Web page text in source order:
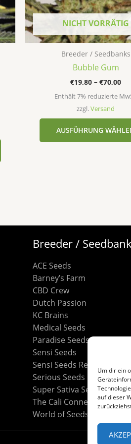
Um dir ein
auf dieser
können
auf
der
Produktseite
NICHT VORRÄTIG
Breeder / Seedbanks
Bubble Gum
€19,80 – €70,00
Enthält 7% reduzierte
zzgl.Versand
AUSFÜHRUNG
Breeder /
ACE Seeds
Barney’s Farm
CBD Crew
Dutch Passion
KC Brains
Medical Seeds
Paradise Seeds
Sensi Seeds
Sensi Seeds Research
Serious Seeds
Super Sativa Seed Club
The Cali Connection
World of Seeds